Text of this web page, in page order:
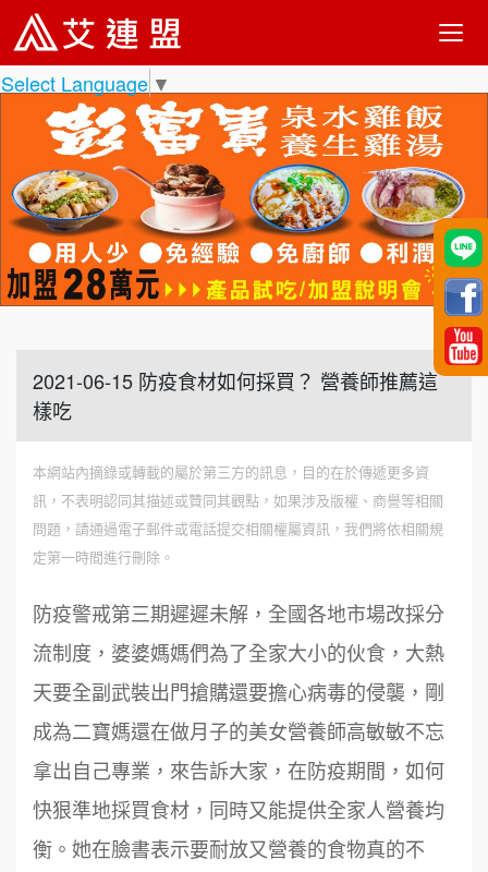
Select Language ▼
2021-06-15 防疫食材如何採買？ 營養師推薦這
樣吃
本網站內摘錄或轉載的屬於第三方的訊息，目的在於傳遞更多資
訊，不表明認同其描述或贊同其觀點，如果涉及版權、商譽等相關
問題，請通過電子郵件或電話提交相關權屬資訊，我們將依相關規
定第一時間進行刪除。
防疫警戒第三期遲遲未解，全國各地市場改採分
流制度，婆婆媽媽們為了全家大小的伙食，大熱
天要全副武裝出門搶購還要擔心病毒的侵襲，剛
成為二寶媽還在做月子的美女營養師高敏敏不忘
拿出自己專業，來告訴大家，在防疫期間，如何
快狠準地採買食材，同時又能提供全家人營養均
衡。她在臉書表示要耐放又營養的食物真的不